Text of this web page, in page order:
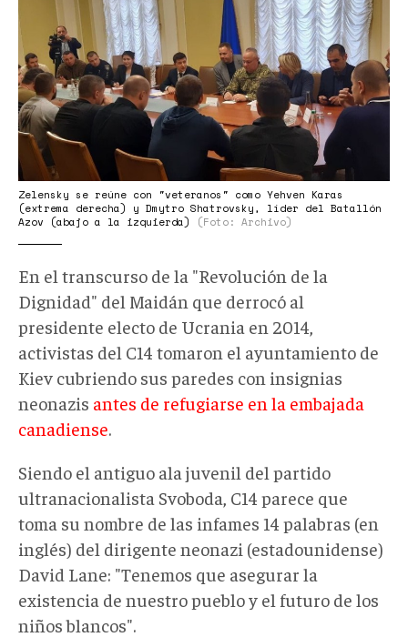
reunión.jpg
Zelensky se reúne con "veteranos" como Yehven Karas
(extrema derecha) y Dmytro Shatrovsky, líder del Batallón
Azov (abajo a la izquierda)
(Foto: Archivo)
En el transcurso de la "Revolución de la
Dignidad" del Maidán que derrocó al
presidente electo de Ucrania en 2014,
activistas del C14 tomaron el ayuntamiento de
Kiev cubriendo sus paredes con insignias
neonazis antes de refugiarse en la embajada
canadiense.
Siendo el antiguo ala juvenil del partido
ultranacionalista Svoboda, C14 parece que
toma su nombre de las infames 14 palabras (en
inglés) del dirigente neonazi (estadounidense)
David Lane: "Tenemos que asegurar la
existencia de nuestro pueblo y el futuro de los
niños blancos".